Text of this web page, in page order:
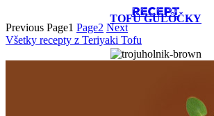
RECEPT
TOFU GUĽÔČKY
Previous Page1 Page2 Next
Všetky recepty z Teriyaki Tofu